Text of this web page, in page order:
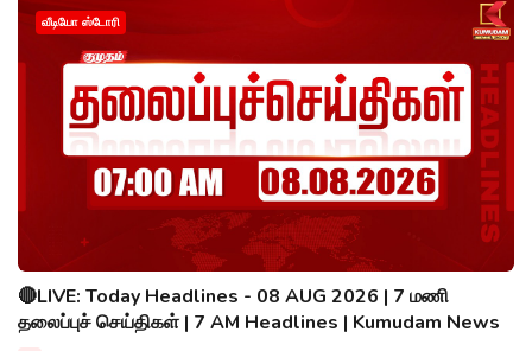
வீடியோ ஸ்டோரி
🔴LIVE: Today Headlines - 08 AUG 2026 | 7 மணி
தலைப்புச் செய்திகள் | 7 AM Headlines | Kumudam News